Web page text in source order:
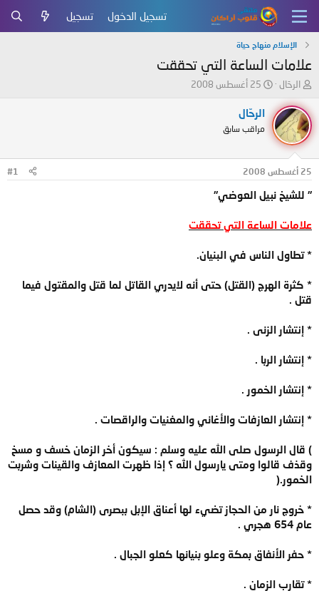
تسجيل الدخول تسجيل
الإسلام منهاج حياة
علامات الساعة التي تحققت‏
ب
د
ئ
ا
ل
م
و
و
الرحّال
ت
ر
خ
ل
ب
ء
25 أغسطس 2008
الرحّال
مراقب سابق
25 أغسطس 2008 #1
" للشيخ نبيل العوضي"
علامات الساعة التي تحققت
* تطاول الناس في البنيان.
* كثرة الهرج (القتل) حتى أنه لايدري القاتل لما قتل والمقتول فيما
قتل .
* إنتشار الزنى .
* إنتشار الربا .
* إنتشار الخمور .
* إنتشار العازفات والأغاني والمغنيات والراقصات .
) قال الرسول صلى الله عليه وسلم : سيكون أخر الزمان خسف و مسخ
وقذف قالوا ومتى يارسول الله ؟ إذا ظهرت المعازف والقينات وشربت
الخمور.(
* خروج نار من الحجاز تضيء لها أعناق الإبل ببصرى (الشام) وقد حصل
عام 654 هجري .
* حفر الأنفاق بمكة وعلو بنيانها كعلو الجبال .
* تقارب الزمان .